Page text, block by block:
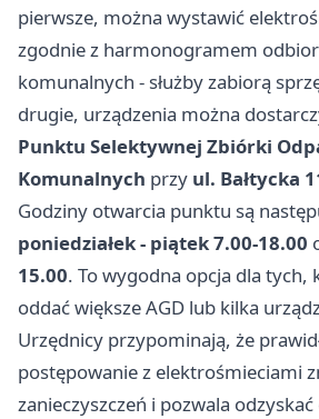
pierwsze, można wystawić
zgodnie z harmonogramem
komunalnych - służby zabiorą
drugie, urządzenia można
Punktu Selektywnej Zbiórki
Komunalnych przy ul. Bałtycka
Godziny otwarcia punktu są
poniedziałek - piątek 7.00-18.00
15.00. To wygodna opcja dla tych,
oddać większe AGD lub kilka
Urzędnicy przypominają, że
postępowanie z elektrośmieciami
zanieczyszczeń i pozwala